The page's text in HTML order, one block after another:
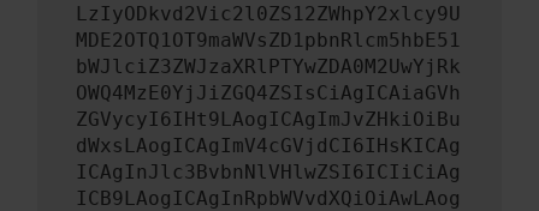
LzIyODkvd2Vic2l0ZS12ZWhpY2xlcy9U
MDE2OTQ1OT9maWVsZD1pbnRlcm5hbE51
bWJlciZ3ZWJzaXRlPTYwZDA0M2UwYjRk
OWQ4MzE0YjJiZGQ4ZSIsCiAgICAiaGVh
ZGVycyI6IHt9LAogICAgImJvZHkiOiBu
dWxsLAogICAgImV4cGVjdCI6IHsKICAg
ICAgInJlc3BvbnNlVHlwZSI6ICIiCiAg
ICB9LAogICAgInRpbWVvdXQiOiAwLAog